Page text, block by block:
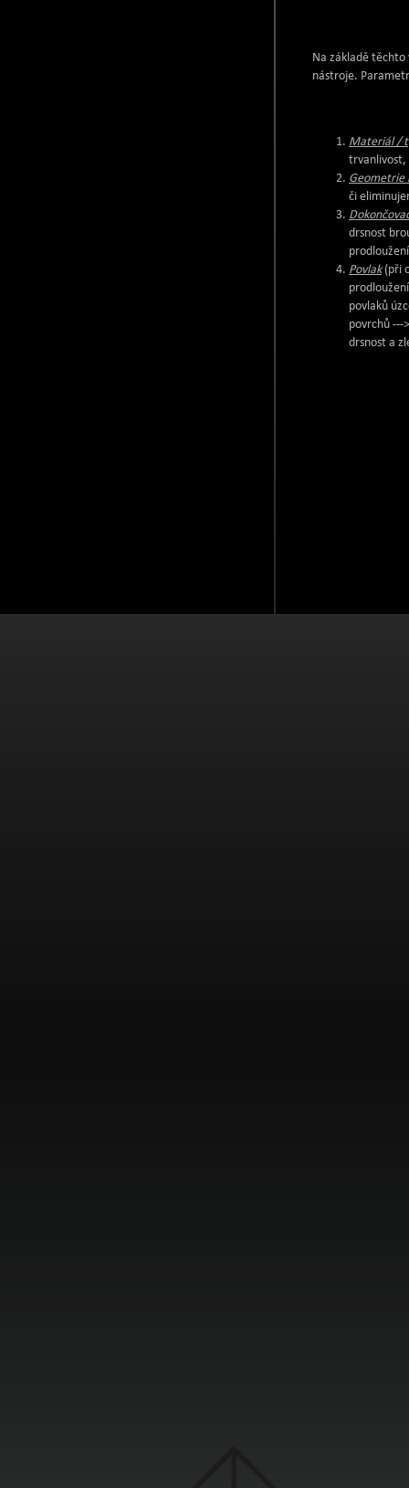
Na základě
nástroje.
Materiál /
trvanlivost,
Geometrie
či
drsnost
Povlak(při
povlaků
povrchů ---
drsnost a